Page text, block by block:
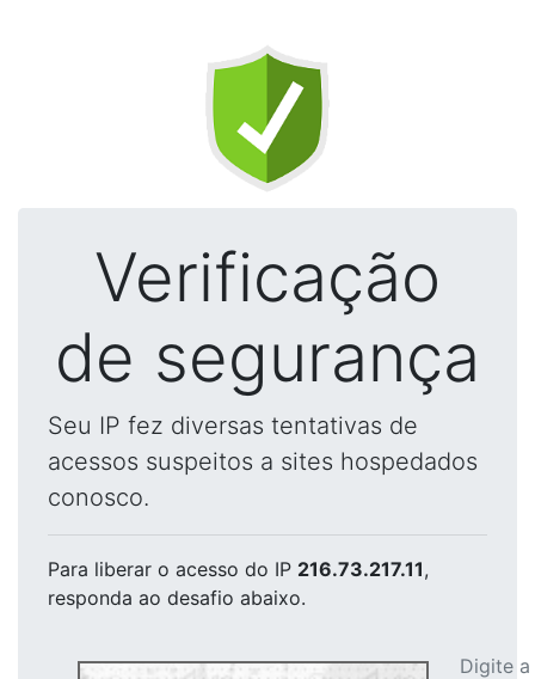
Verificação
de segurança
Seu IP fez diversas tentativas de
acessos suspeitos a sites hospedados
conosco.
Para liberar o acesso do IP 216.73.217.11,
responda ao desafio abaixo.
Digite